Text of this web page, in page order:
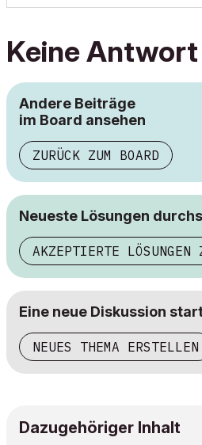
Keine
Andere Beiträge
im Board ansehen
ZURÜCK ZUM BOARD
Neueste Lösungen
AKZEPTIERTE LÖSUNGEN
Eine neue Diskussion
NEUES THEMA ERSTELLEN
Dazugehöriger Inhalt